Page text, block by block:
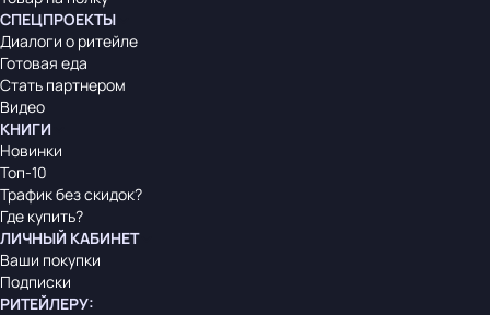
СПЕЦПРОЕКТЫ
Диалоги о ритейле
Готовая еда
Стать партнером
Видео
КНИГИ
Новинки
Топ-10
Трафик без скидок?
Где купить?
ЛИЧНЫЙ КАБИНЕТ
Ваши покупки
Подписки
РИТЕЙЛЕРУ: